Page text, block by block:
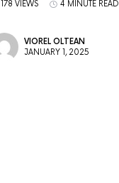
178 VIEWS 4 MINUTE READ
VIOREL OLTEAN
JANUARY 1, 2025